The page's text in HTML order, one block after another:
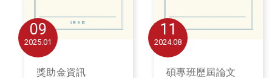
09
01
2025
獎助金資訊
11
08
2024
碩專班歷屆論文